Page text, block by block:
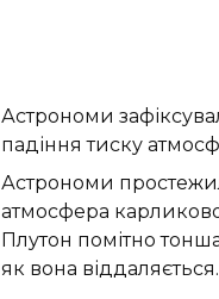
Астрономи
падіння тиску
Астрономи
атмосфера
Плутон помітно
як вона